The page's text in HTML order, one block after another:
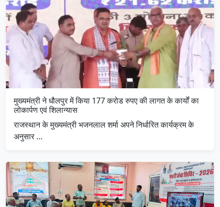
मुख्यमंत्री ने धौलपुर में किया 177 करोड रुपए की लागत के कार्यों का
लोकार्पण एवं शिलान्यास
राजस्थान के मुख्यमंत्री भजनलाल शर्मा अपने निर्धारित कार्यक्रम के
अनुसार …